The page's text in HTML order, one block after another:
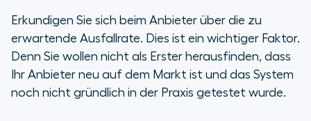
Erkundigen Sie sich beim Anbieter über die zu
erwartende Ausfallrate. Dies ist ein wichtiger Faktor.
Denn Sie wollen nicht als Erster herausfinden, dass
Ihr Anbieter neu auf dem Markt ist und das System
noch nicht gründlich in der Praxis getestet wurde.